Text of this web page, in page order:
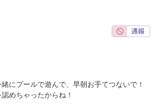
にプールで遊んで、早朝お手てつないで！
めちゃったからね！